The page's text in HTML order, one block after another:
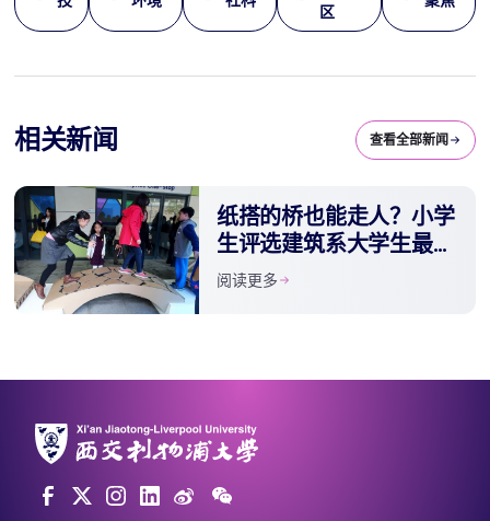
区
相关新闻 查看全部新闻
纸搭的桥也能走人？小学
生评选建筑系大学生最佳
作品
阅读更多